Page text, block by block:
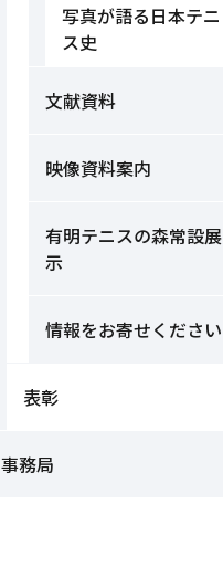
写真が語る日本テニ
ス史
文献資料
映像資料案内
有明テニスの森常設展
示
情報をお寄せください
表彰
事務局